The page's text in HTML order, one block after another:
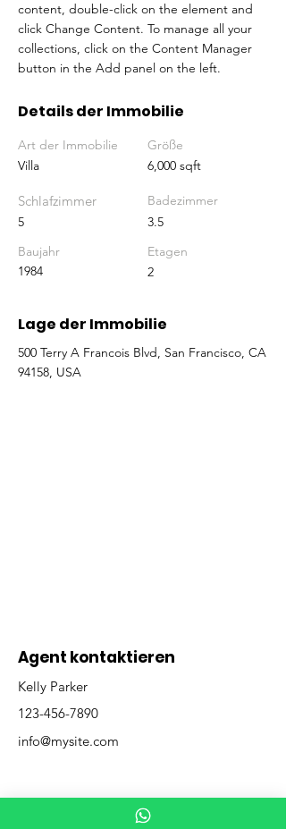
content, double-click on the element and
click Change Content. To manage all your
collections, click on the Content Manager
button in the Add panel on the left.
Details der Immobilie
Art der Immobilie
Villa
Schlafzimmer
5
Baujahr
1984
Größe
6,000 sqft
Badezimmer
3.5
Etagen
2
Lage der Immobilie
500 Terry A Francois Blvd, San Francisco, CA
94158, USA
Agent kontaktieren
Kelly Parker
123-456-7890
info@mysite.com